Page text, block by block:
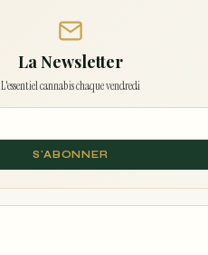
La Newsletter
L'essentiel cannabis chaque vendredi
S'ABONNER